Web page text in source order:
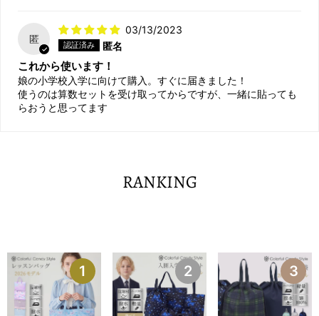
匿
03/13/2023
匿名
これから使います！
娘の小学校入学に向けて購入。すぐに届きました！
使うのは算数セットを受け取ってからですが、一緒に貼っても
らおうと思ってます
RANKING
1 2 3